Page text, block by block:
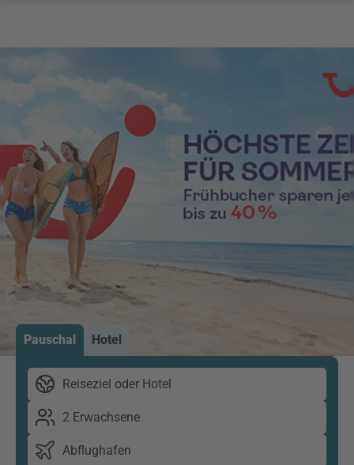
Pauschal Hotel
Reiseziel oder Hotel
2 Erwachsene
Abflughafen